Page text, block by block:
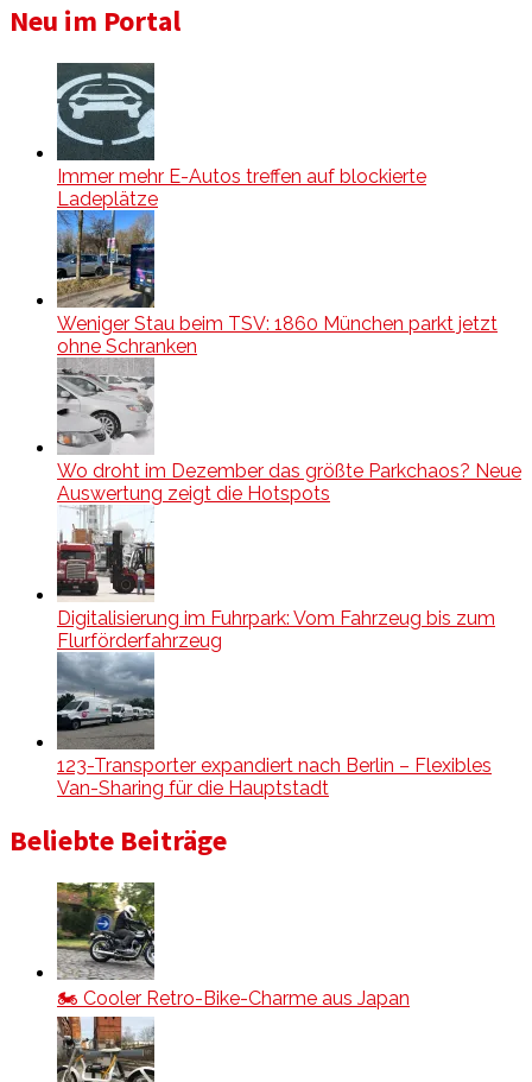
Neu im Portal
Immer mehr E-Autos treffen auf blockierte
Ladeplätze
Weniger Stau beim TSV: 1860 München parkt jetzt
ohne Schranken
Wo droht im Dezember das größte Parkchaos? Neue
Auswertung zeigt die Hotspots
Digitalisierung im Fuhrpark: Vom Fahrzeug bis zum
Flurförderfahrzeug
123-Transporter expandiert nach Berlin – Flexibles
Van-Sharing für die Hauptstadt
Beliebte Beiträge
🏍️ Cooler Retro-Bike-Charme aus Japan